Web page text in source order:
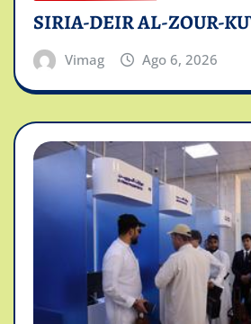
SIRIA-DEIR AL-ZOUR-
Vimag Ago 6, 2026